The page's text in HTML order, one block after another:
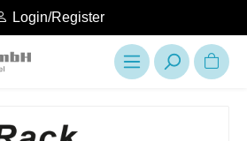
Login/Register